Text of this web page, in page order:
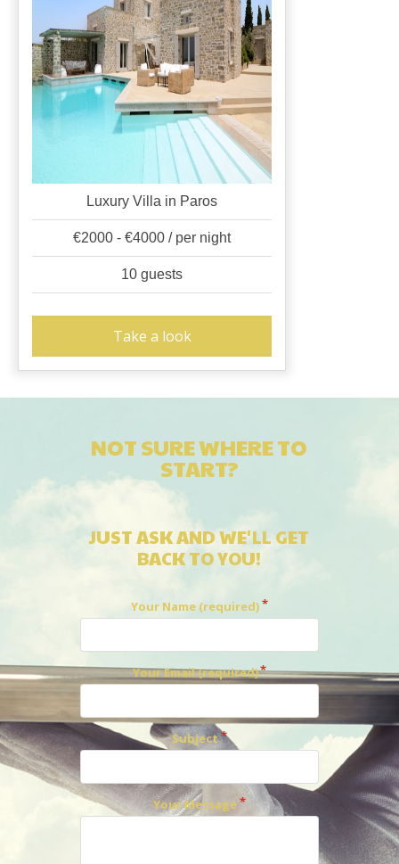
Luxury Villa in Paros
€2000 - €4000 / per night
10 guests
Take a look
NOT SURE WHERE TO
START?
JUST ASK AND WE'LL GET
BACK TO YOU!
Your Name (required)
Your Email (required)
Subject
Your Message